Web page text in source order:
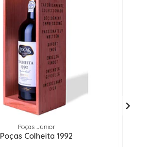
Poças Júnior
Poças Colheita 1992